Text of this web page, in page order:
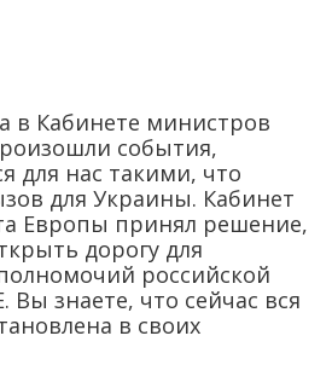
в Кабинете министров
события,
для нас такими, что
для Украины. Кабинет
Европы принял решение,
дорогу для
российской
Вы знаете, что сейчас вся
в своих